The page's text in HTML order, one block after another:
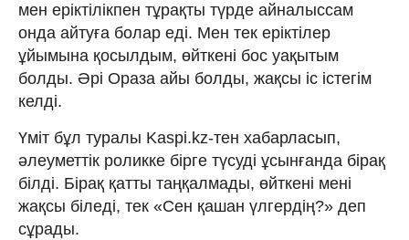
мен еріктілікпен тұрақты түрде айналыссам
онда айтуға болар еді. Мен тек еріктілер
ұйымына қосылдым, өйткені бос уақытым
болды. Әрі Ораза айы болды, жақсы іс істегім
келді.
Үміт бұл туралы Kaspi.kz-тен хабарласып,
әлеуметтік роликке бірге түсуді ұсынғанда бірақ
білді. Бірақ қатты таңқалмады, өйткені мені
жақсы біледі, тек «Сен қашан үлгердің?» деп
сұрады.